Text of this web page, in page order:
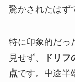
驚かされたはず
特に印象的だっ
見せず、
ドリ
点です。中途半